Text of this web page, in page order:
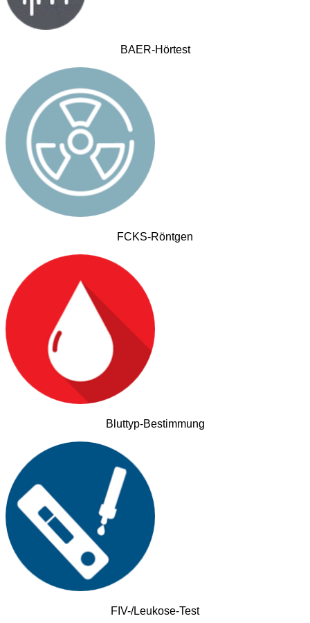
BAER-Hörtest
FCKS-Röntgen
Bluttyp-Bestimmung
FIV-/Leukose-Test